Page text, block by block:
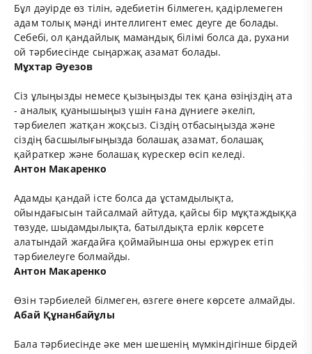
Бұл дәуірде өз тілін, әдебиетін білмеген, қадірлемеген
адам толық мәнді интеллигент емес деуге де болады.
Себебі, ол қандайлық мамандық білімі болса да, рухани
ой тәрбиесінде сыңаржақ азамат болады.
Мұхтар Әуезов
Сіз ұлыңызды немесе қызыңызды тек қана өзіңіздің ата
- аналық қуанышыңыз үшін ғана дүниеге әкеліп,
тәрбиелеп жатқан жоқсыз. Сіздің отбасыңызда және
сіздің басшылығыңызда болашақ азамат, болашақ
қайраткер және болашақ күрескер өсіп келеді.
Антон Макаренко
Адамды қандай істе болса да ұстамдылықта,
ойындағысын тайсалмай айтуда, қайсы бір мұқтаждыққа
төзуде, шыдамдылықта, батылдықта ерлік көрсете
алатындай жағдайға қоймайынша оны ержүрек етіп
тәрбиелеуге болмайды.
Антон Макаренко
Өзін тәрбиелей білмеген, өзгеге өнеге көрсете алмайды.
Абай Құнанбайұлы
Бала тәрбиесінде әке мен шешенің мүмкіндігінше бірдей